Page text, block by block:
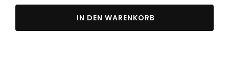
IN DEN WARENKORB